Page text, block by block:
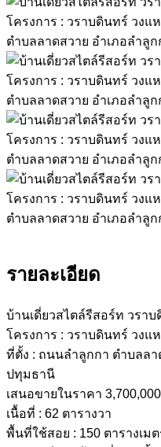
รายละเอียด
บ้านเดี่ยวสไตล์รีสอร์ท วรา
โครงการ : วราบดินทร์ วงแ
ที่ตั้ง : ถนนลำลูกกา ตำบลลา
ปทุมธานี
เสนอขายในราคา
เนื้อที่ : 62 ตารางวา
พื้นที่ใช้สอย : 150 ตารางเมต